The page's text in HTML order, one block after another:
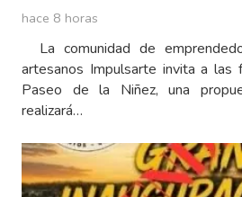
hace 8 horas
La comunidad de
artesanos Impulsarte invita a las
Paseo de la Niñez, una
realizará…